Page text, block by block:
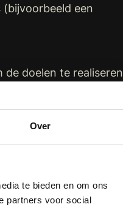
Over
te bieden en om ons
partners voor social
een
doelen te realiseren
wij een
vertrouwelijkheid van